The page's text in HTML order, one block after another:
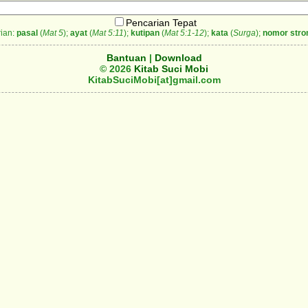
Pencarian Tepat
pasal(Mat 5); ayat(Mat 5:11); kutipan(Mat 5:1-12); kata (Surga); nomor
Bantuan | Download
© 2026 Kitab Suci Mobi
KitabSuciMobi[at]gmail.com